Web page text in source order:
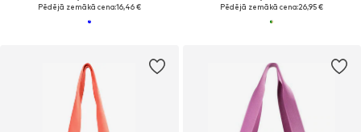
Pēdējā zemākā cena:16,46 €
Pēdējā zemākā cena:26,95 €